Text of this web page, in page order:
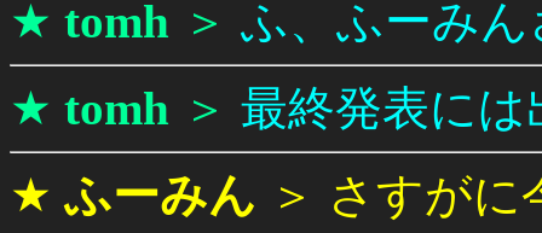
★ tomh ＞ ふ、ふーみ
★ tomh ＞ 最終発表に
★ふーみん ＞ さすがに